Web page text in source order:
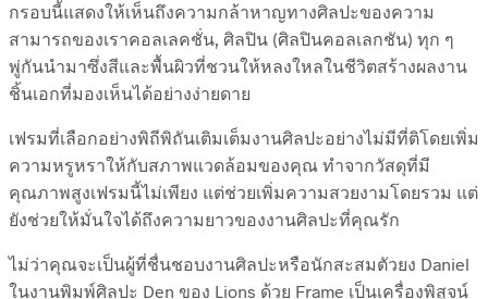
กรอบนี้แสดงให้เห็นถึงความกล้าหาญทางศิลปะของความ
สามารถของเราคอลเลคชั่น, ศิลปิน (ศิลปินคอลเลกชัน) ทุก ๆ
พู่กันนำมาซึ่งสีและพื้นผิวที่ชวนให้หลงใหลในชีวิตสร้างผลงาน
ชิ้นเอกที่มองเห็นได้อย่างง่ายดาย
เฟรมที่เลือกอย่างพิถีพิถันเติมเต็มงานศิลปะอย่างไม่มีที่ติโดยเพิ่ม
ความหรูหราให้กับสภาพแวดล้อมของคุณ ทำจากวัสดุที่มี
คุณภาพสูงเฟรมนี้ไม่เพียง แต่ช่วยเพิ่มความสวยงามโดยรวม แต่
ยังช่วยให้มั่นใจได้ถึงความยาวของงานศิลปะที่คุณรัก
ไม่ว่าคุณจะเป็นผู้ที่ชื่นชอบงานศิลปะหรือนักสะสมตัวยง Daniel
ในงานพิมพ์ศิลปะ Den ของ Lions ด้วย Frame เป็นเครื่องพิสูจน์